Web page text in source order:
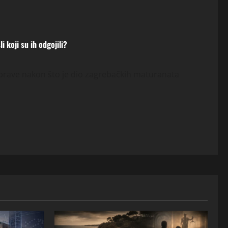
koji su ih odgojili?